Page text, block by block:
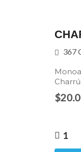
367
1